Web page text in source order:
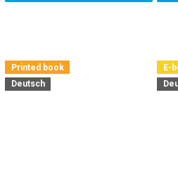
Printed book
Deutsch
E-